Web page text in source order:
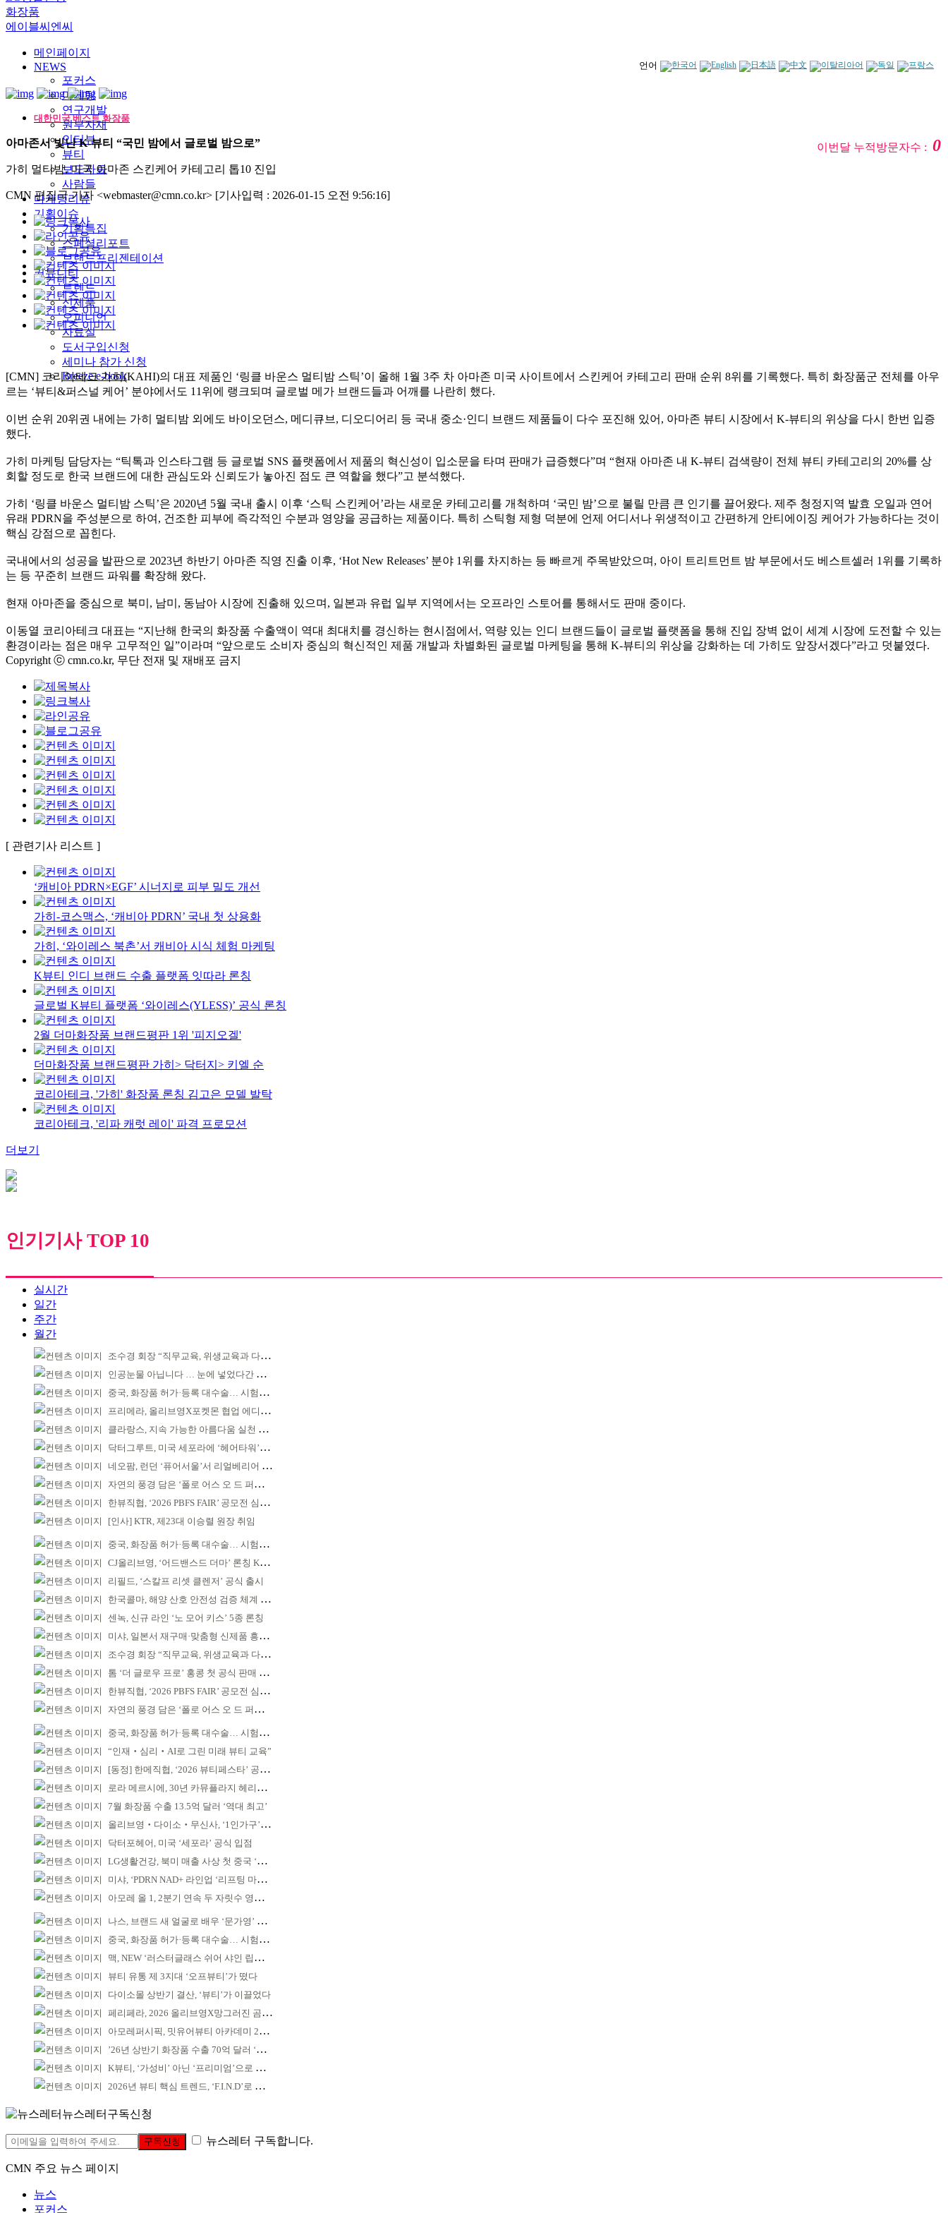
화장품
에이블씨엔씨
언어
메인페이지
NEWS
포커스
마케팅
연구개발
원부자재
인터뷰
뷰티
보도자료
사람들
마케팅리뷰
기획이슈
기획특집
스페셜리포트
브랜드프리젠테이션
커뮤니티
트렌드
신제품
오피니언
자료실
도서구입신청
세미나 참가 신청
Breeze e-book
대한민국 베스트 화장품
이번달 누적방문자수 :0
아마존서 빛난 K-뷰티 “국민 밤에서 글로벌 밤으로”
가히 멀티밤, 미국 아마존 스킨케어 카테고리 톱10 진입
CMN 편집국 기자 <webmaster@cmn.co.kr> [기사입력 : 2026-01-15 오전 9:56:16]
[CMN] 코리아테크 가히(KAHI)의 대표 제품인 ‘링클 바운스 멀티밤 스틱’이 올해 1월 3주 차 아마존 미국 사이트에서 스킨케어 카테고리 판매 순위 8위를 기록했다. 특히 화장품군 전체를 아우
르는 ‘뷰티&퍼스널 케어’ 분야에서도 11위에 랭크되며 글로벌 메가 브랜드들과 어깨를 나란히 했다.
이번 순위 20위권 내에는 가히 멀티밤 외에도 바이오던스, 메디큐브, 디오디어리 등 국내 중소·인디 브랜드 제품들이 다수 포진해 있어, 아마존 뷰티 시장에서 K-뷰티의 위상을 다시 한번 입증
했다.
가히 마케팅 담당자는 “틱톡과 인스타그램 등 글로벌 SNS 플랫폼에서 제품의 혁신성이 입소문을 타며 판매가 급증했다”며 “현재 아마존 내 K-뷰티 검색량이 전체 뷰티 카테고리의 20%를 상
회할 정도로 한국 브랜드에 대한 관심도와 신뢰도가 놓아진 점도 큰 역할을 했다”고 분석했다.
가히 ‘링클 바운스 멀티밤 스틱’은 2020년 5월 국내 출시 이후 ‘스틱 스킨케어’라는 새로운 카테고리를 개척하며 ‘국민 밤’으로 불릴 만큼 큰 인기를 끌어왔다. 제주 청정지역 발효 오일과 연어
유래 PDRN을 주성분으로 하여, 건조한 피부에 즉각적인 수분과 영양을 공급하는 제품이다. 특히 스틱형 제형 덕분에 언제 어디서나 위생적이고 간편하게 안티에이징 케어가 가능하다는 것이
핵심 강점으로 꼽힌다.
국내에서의 성공을 발판으로 2023년 하반기 아마존 직영 진출 이후, ‘Hot New Releases’ 분야 1위를 차지하는 등 빠르게 주목받았으며, 아이 트리트먼트 밤 부문에서도 베스트셀러 1위를 기록하
는 등 꾸준히 브랜드 파워를 확장해 왔다.
현재 아마존을 중심으로 북미, 남미, 동남아 시장에 진출해 있으며, 일본과 유럽 일부 지역에서는 오프라인 스토어를 통해서도 판매 중이다.
이동열 코리아테크 대표는 “지난해 한국의 화장품 수출액이 역대 최대치를 경신하는 현시점에서, 역량 있는 인디 브랜드들이 글로벌 플랫폼을 통해 진입 장벽 없이 세계 시장에 도전할 수 있는
환경이라는 점은 매우 고무적인 일”이라며 “앞으로도 소비자 중심의 혁신적인 제품 개발과 차별화된 글로벌 마케팅을 통해 K-뷰티의 위상을 강화하는 데 가히도 앞장서겠다”라고 덧붙였다.
Copyright ⓒ cmn.co.kr, 무단 전재 및 재배포 금지
[ 관련기사 리스트 ]
‘캐비아 PDRN×EGF’ 시너지로 피부 밀도 개선
가히-코스맥스, ‘캐비아 PDRN’ 국내 첫 상용화
가히, ‘와이레스 북촌’서 캐비아 시식 체험 마케팅
K뷰티 인디 브랜드 수출 플랫폼 잇따라 론칭
글로벌 K뷰티 플랫폼 ‘와이레스(YLESS)’ 공식 론칭
2월 더마화장품 브랜드평판 1위 '피지오겔'
더마화장품 브랜드평판 가히> 닥터지> 키엘 순
코리아테크, '가히' 화장품 론칭 김고은 모델 발탁
코리아테크, '리파 캐럿 레이' 파격 프로모션
더보기
인기기사 TOP 10
실시간
일간
주간
월간
조수경 회장 “직무교육, 위생교육과 다르다”
인공눈물 아닙니다 … 눈에 넣었다간 각막 손상
중국, 화장품 허가·등록 대수술… 시험자료 공용 허용
프리메라, 올리브영X포켓몬 협업 에디션 출시
클라랑스, 지속 가능한 아름다움 실천 앞장
닥터그루트, 미국 세포라에 ‘헤어타워’로 선론칭
네오팜, 런던 ‘퓨어서울’서 리얼베리어 팝업 운영
자연의 풍경 담은 ‘폴로 어스 오 드 퍼퓸’ 4종 출시
한뷰직협, ‘2026 PBFS FAIR’ 공모전 심사 성료
[인사] KTR, 제23대 이승렬 원장 취임
중국, 화장품 허가·등록 대수술… 시험자료 공용 허용
CJ올리브영, ‘어드밴스드 더마’ 론칭 K더마 육성 박차
리필드, ‘스칼프 리셋 클렌저’ 공식 출시
한국콜마, 해양 산호 안전성 검증 체계 구축
센녹, 신규 라인 ‘노 모어 키스’ 5종 론칭
미샤, 일본서 재구매·맞춤형 신제품 흥행 ‘쌍끌이’
조수경 회장 “직무교육, 위생교육과 다르다”
톰 ‘더 글로우 프로’ 홍콩 첫 공식 판매 완판
한뷰직협, ‘2026 PBFS FAIR’ 공모전 심사 성료
자연의 풍경 담은 ‘폴로 어스 오 드 퍼퓸’ 4종 출시
중국, 화장품 허가·등록 대수술… 시험자료 공용 허용
“인재‧심리‧AI로 그린 미래 뷰티 교육”
[동정] 한메직협, ‘2026 뷰티페스타’ 공동 주최
로라 메르시에, 30년 카뮤플라지 헤리티지 담아
7월 화장품 수출 13.5억 달러 ‘역대 최고’
올리브영‧다이소‧무신사, ‘1인가구’가 이끈다
닥터포헤어, 미국 ‘세포라’ 공식 입점
LG생활건강, 북미 매출 사상 첫 중국 ‘추월’
미샤, ‘PDRN NAD+ 라인업 ‘리프팅 마스크’ 출시
아모레 올 1, 2분기 연속 두 자릿수 영업이익률 기록
나스, 브랜드 새 얼굴로 배우 ‘문가영’ 발탁
중국, 화장품 허가·등록 대수술… 시험자료 공용 허용
맥, NEW ‘러스터글래스 쉬어 샤인 립스틱’ 출시
뷰티 유통 제 3지대 ‘오프뷰티’가 떴다
다이소몰 상반기 결산, ‘뷰티’가 이끌었다
페리페라, 2026 올리브영X망그러진 곰 콜라보
아모레퍼시픽, 밋유어뷰티 아카데미 2기 발대식
’26년 상반기 화장품 수출 70억 달러 ‘역대 최고’
K뷰티, ‘가성비’ 아닌 ‘프리미엄’으로 승부걸어야
2026년 뷰티 핵심 트렌드, ‘F.I.N.D’로 읽는다
뉴스레터구독신청
구독신청 뉴스레터 구독합니다.
CMN 주요 뉴스 페이지
뉴스
포커스